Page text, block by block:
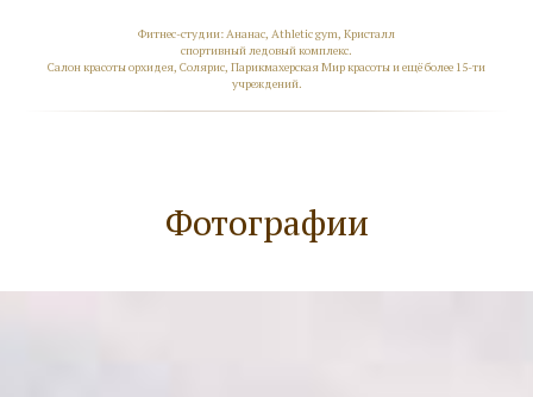
Фитнес-студии: Ананас, Athletic gym, Кристалл
спортивный ледовый комплекс.
Салон красоты орхидея, Солярис, Парикмахерская Мир красоты и ещё более 15-ти
учреждений.
Фотографии